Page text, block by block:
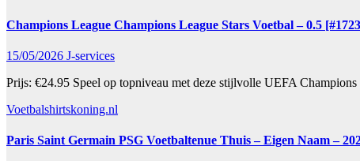
Champions League Champions League Stars Voetbal – 0.5
15/05/2026 J-services
Prijs: €24.95 Speel op topniveau met deze stijlvolle UEFA
Voetbalshirtskoning.nl
Paris Saint Germain PSG Voetbaltenue Thuis – Eigen Naam –